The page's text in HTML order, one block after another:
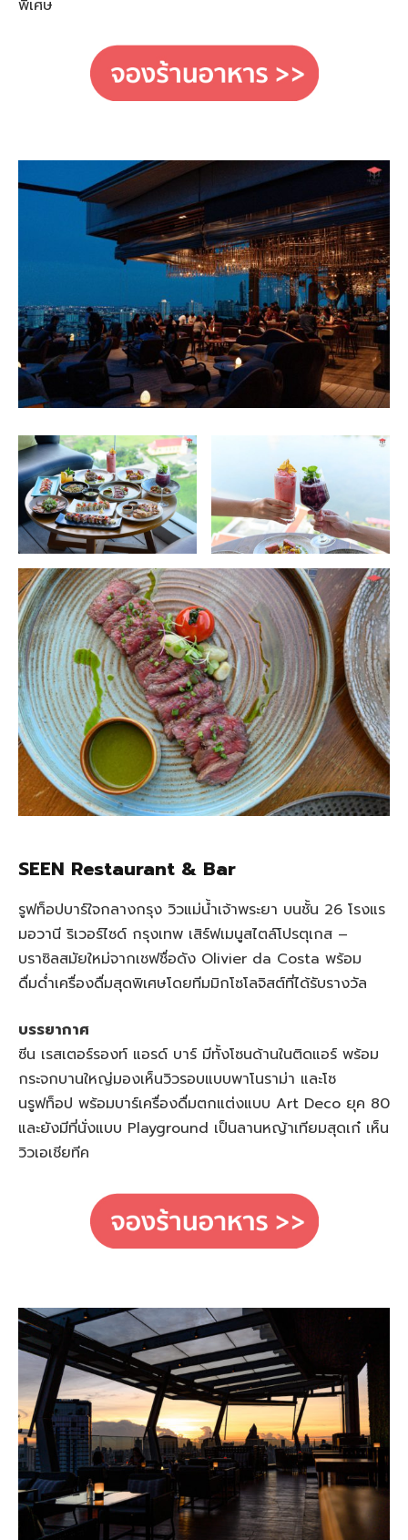
พิเศษ
SEEN Restaurant & Bar
รูฟท็อปบาร์ใจกลางกรุง วิวแม่น้ำเจ้าพระยา บนชั้น 26 โรงแร
มอวานี ริเวอร์ไซด์ กรุงเทพ เสิร์ฟเมนูสไตล์โปรตุเกส –
บราซิลสมัยใหม่จากเชฟชื่อดัง Olivier da Costa พร้อม
ดื่มด่ำเครื่องดื่มสุดพิเศษโดยทีมมิกโซโลจิสต์ที่ได้รับรางวัล
บรรยากาศ
ซีน เรสเตอร์รองท์ แอรด์ บาร์ มีทั้งโซนด้านในติดแอร์ พร้อม
กระจกบานใหญ่มองเห็นวิวรอบแบบพาโนราม่า และโซ
นรูฟท็อป พร้อมบาร์เครื่องดื่มตกแต่งแบบ Art Deco ยุค 80
และยังมีที่นั่งแบบ Playground เป็นลานหญ้าเทียมสุดเก๋ เห็น
วิวเอเชียทีค